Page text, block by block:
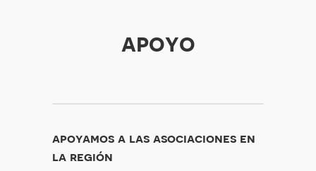
apoyo
apoyamos a las asociaciones en
la región